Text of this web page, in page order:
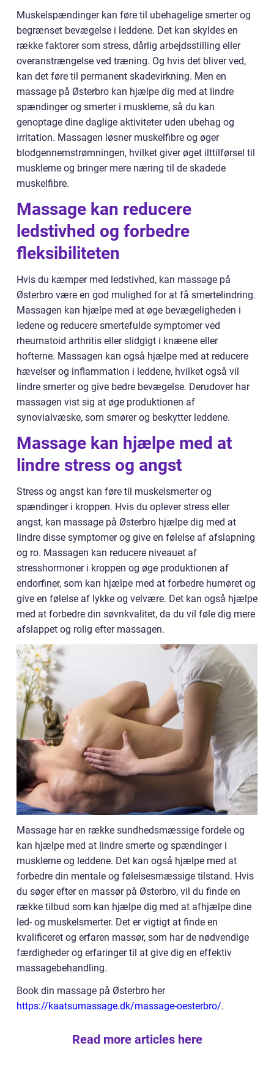
Muskelspændinger kan føre til ubehagelige smerter og
begrænset bevægelse i leddene. Det kan skyldes en
række faktorer som stress, dårlig arbejdsstilling eller
overanstrængelse ved træning. Og hvis det bliver ved,
kan det føre til permanent skadevirkning. Men en
massage på Østerbro kan hjælpe dig med at lindre
spændinger og smerter i musklerne, så du kan
genoptage dine daglige aktiviteter uden ubehag og
irritation. Massagen løsner muskelfibre og øger
blodgennemstrømningen, hvilket giver øget ilttilførsel til
musklerne og bringer mere næring til de skadede
muskelfibre.
Massage kan reducere
ledstivhed og forbedre
fleksibiliteten
Hvis du kæmper med ledstivhed, kan massage på
Østerbro være en god mulighed for at få smertelindring.
Massagen kan hjælpe med at øge bevægeligheden i
ledene og reducere smertefulde symptomer ved
rheumatoid arthritis eller slidgigt i knæene eller
hofterne. Massagen kan også hjælpe med at reducere
hævelser og inflammation i leddene, hvilket også vil
lindre smerter og give bedre bevægelse. Derudover har
massagen vist sig at øge produktionen af
synovialvæske, som smører og beskytter leddene.
Massage kan hjælpe med at
lindre stress og angst
Stress og angst kan føre til muskelsmerter og
spændinger i kroppen. Hvis du oplever stress eller
angst, kan massage på Østerbro hjælpe dig med at
lindre disse symptomer og give en følelse af afslapning
og ro. Massagen kan reducere niveauet af
stresshormoner i kroppen og øge produktionen af
endorfiner, som kan hjælpe med at forbedre humøret og
give en følelse af lykke og velvære. Det kan også hjælpe
med at forbedre din søvnkvalitet, da du vil føle dig mere
afslappet og rolig efter massagen.
Massage har en række sundhedsmæssige fordele og
kan hjælpe med at lindre smerte og spændinger i
musklerne og leddene. Det kan også hjælpe med at
forbedre din mentale og følelsesmæssige tilstand. Hvis
du søger efter en massør på Østerbro, vil du finde en
række tilbud som kan hjælpe dig med at afhjælpe dine
led- og muskelsmerter. Det er vigtigt at finde en
kvalificeret og erfaren massør, som har de nødvendige
færdigheder og erfaringer til at give dig en effektiv
massagebehandling.
Book din massage på Østerbro her
https://kaatsumassage.dk/massage-oesterbro/.
Read more articles here